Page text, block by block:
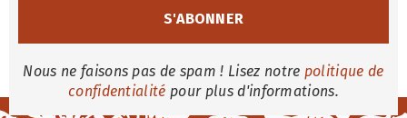
Nous ne faisons pas de spam ! Lisez notre politique de
confidentialité pour plus d'informations.